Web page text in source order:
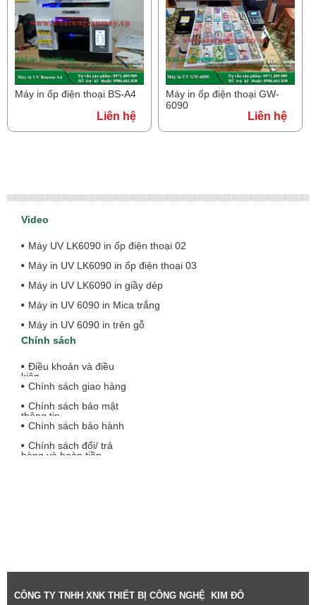
Máy in ốp điện thoại BS-A4
Liên hệ
Máy in ốp điện thoại GW-
6090
Liên hệ
Video
Máy UV LK6090 in ốp điện thoại 02
Máy in UV LK6090 in ốp điện thoại 03
Máy in UV LK6090 in giầy dép
Máy in UV 6090 in Mica trắng
Máy in UV 6090 in trên gỗ
Chính sách
Điều khoản và điều
kiện
Chính sách giao hàng
Chính sách bảo mật
thông tin
Chính sách bảo hành
Chính sách đổi/ trả
hàng và hoàn tiền
CÔNG TY TNHH XNK THIẾT BỊ CÔNG NGHỆ KIM ĐÔ